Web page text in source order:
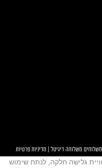
משלוחים משלוחה דיגיטל | מדיניות פרטיות
גלישה חלקה, לנתח שימוש